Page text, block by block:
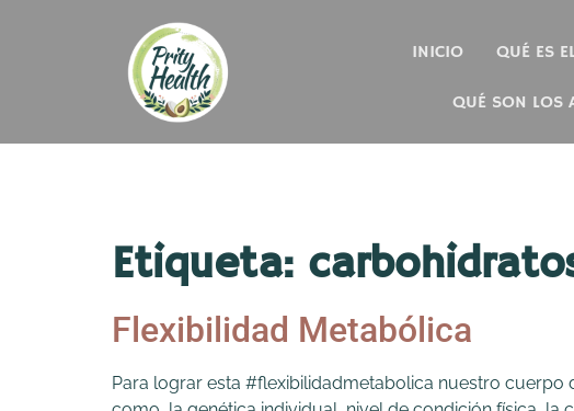
INICIO QUÉ ES
QUÉ SON LOS
Etiqueta:
Flexibilidad Metabólica
Para lograr esta #flexibilidadmetabolica nuestro cuerpo